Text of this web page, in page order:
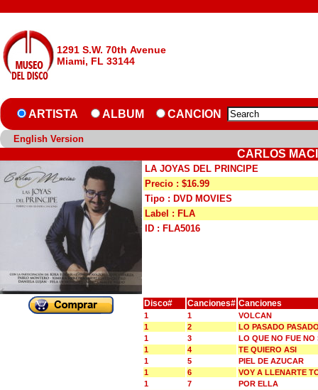
1291 S.W. 70th Avenue
Miami, FL 33144
ARTISTA ALBUM CANCION
English Version
CARLOS
LA JOYAS DEL PRINCIPE
Precio : $16.99
Tipo : DVD MOVIES
Label : FLA
ID : FLA5016
Disco# Canciones# Canciones
1 1
VOLCAN
1
2
LO PASADO
1
3
LO QUE NO FUE NO
1
4
TE QUIERO ASI
1
5
PIEL DE AZUCAR
1
6
VOY A LLENARTE
1
7
POR ELLA